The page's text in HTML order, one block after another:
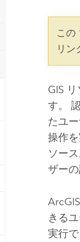
この
リン
GIS
す。
たユ
操作
ソー
ザー
きる
実行